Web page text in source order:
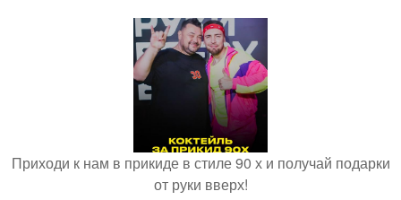
Приходи к нам в прикиде в стиле 90 х и получай подарки
от руки вверх!